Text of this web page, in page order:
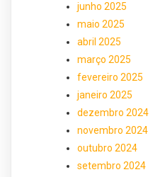
junho 2025
maio 2025
abril 2025
março 2025
fevereiro 2025
janeiro 2025
dezembro 2024
novembro 2024
outubro 2024
setembro 2024